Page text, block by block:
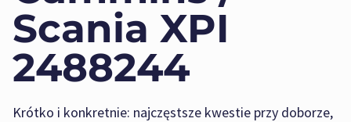
Scania XPI
2488244
Krótko i konkretnie: najczęstsze kwestie przy doborze,